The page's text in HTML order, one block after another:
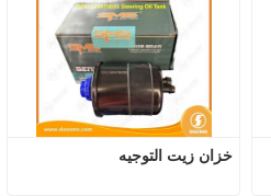
خزان زيت التوجيه